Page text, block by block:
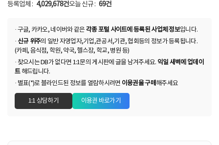
등록업체 : 4,029,678건오늘 신규 : 69건
· 구글, 카카오, 네이버와 같은 각종 포털 사이트에 등록된 사업체 정보입니다.
· 신규 위주의 일반 자영업자,기업,관공서,기관, 협회등의 정보가 등록됩니다.
(카페, 음식점, 학원, 약국, 헬스장, 학교, 병원 등)
· 찾으시는 DB가 없다면 1:1문의 게시판에 글을 남겨주세요. 익일 새벽에 업데이
트해드립니다.
· 별표(*)로 블라인드된 정보를 열람하시려면 이용권을 구매 해주세요
1:1 상담하기 이용권 바로가기